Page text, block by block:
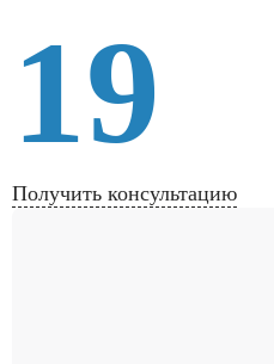
19
Получить консультацию